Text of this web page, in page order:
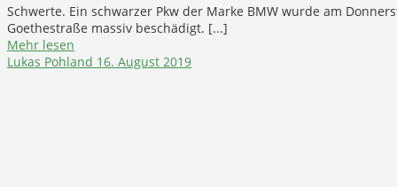
Schwerte. Ein schwarzer Pkw der Marke BMW wurde am
Goethestraße massiv beschädigt. [...]
Mehr lesen
Lukas Pohland 16. August 2019